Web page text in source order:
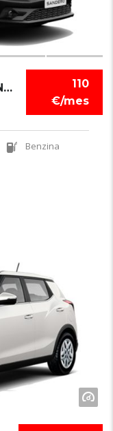
110
€/mes
DACIA SANDERO EXPRESSION TCE
Benzina